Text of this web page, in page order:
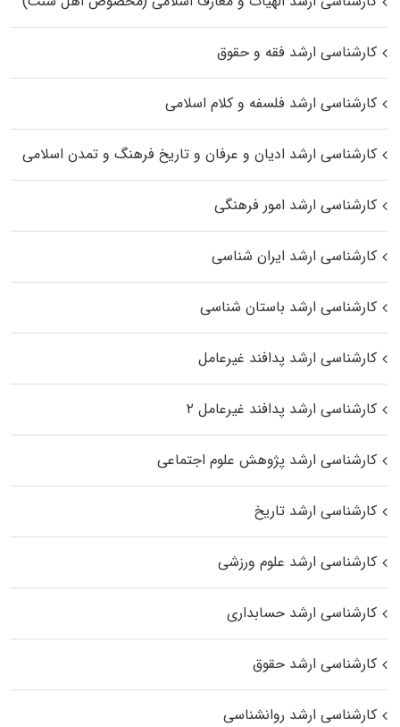
کارشناسی ارشد فقه و حقوق
کارشناسی ارشد فلسفه و کلام اسلامی
کارشناسی ارشد ادیان و عرفان و تاریخ فرهنگ و تمدن اسلامی
کارشناسی ارشد امور فرهنگی
کارشناسی ارشد ایران شناسی
کارشناسی ارشد باستان شناسی
کارشناسی ارشد پدافند غیرعامل
کارشناسی ارشد پدافند غیرعامل ۲
کارشناسی ارشد پژوهش علوم اجتماعی
کارشناسی ارشد تاریخ
کارشناسی ارشد علوم ورزشی
کارشناسی ارشد حسابداری
کارشناسی ارشد حقوق
کارشناسی ارشد روانشناسی